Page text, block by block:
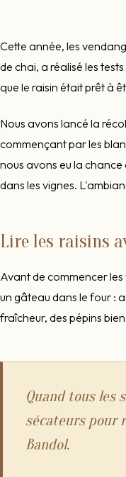
Cette année, les
de chai, a réalisé les
que le raisin était prêt à
Nous avons lancé la
commençant par les
nous avons eu la
dans les vignes.
Lire les raisins
Avant de commencer
un gâteau dans le four :
fraîcheur, des pépins
Quand tous les
sécateurs pour
Bandol.